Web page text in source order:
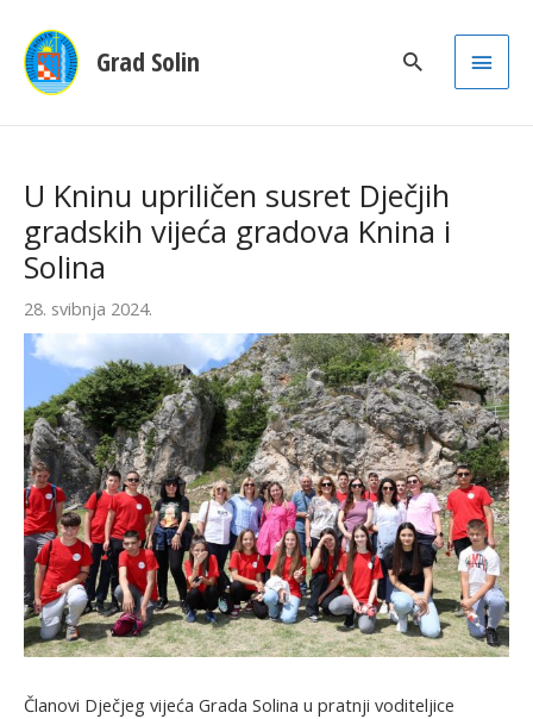
Grad Solin
Main
U Kninu upriličen susret Dječjih
gradskih vijeća gradova Knina i
Solina
28. svibnja 2024.
Članovi Dječjeg vijeća Grada Solina u pratnji voditeljice